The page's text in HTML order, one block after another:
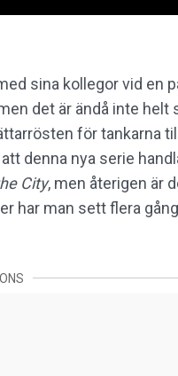
sina kollegor vid en
det är ändå inte helt
för tankarna
denna nya serie
City, men återigen är
har man sett flera